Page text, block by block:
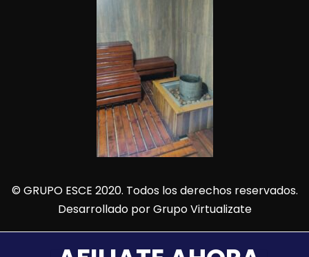
© GRUPO ESCE 2020. Todos los derechos reservados.
Desarrollado porGrupo Virtualizate